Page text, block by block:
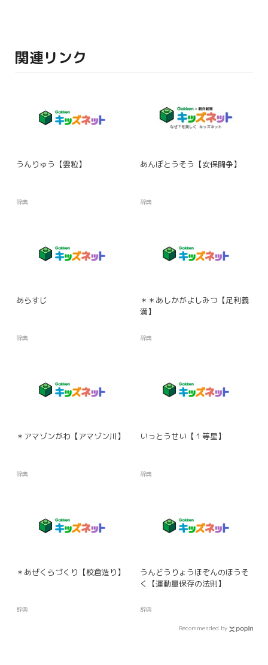
関連リンク
うんりゅう【雲粒】
辞典
あんぽとうそう【安保闘争】
辞典
あらすじ
辞典
＊＊あしかがよしみつ【足利義
満】
辞典
＊アマゾンがわ【アマゾン川】
辞典
いっとうせい【１等星】
辞典
＊あぜくらづくり【校倉造り】
辞典
うんどうりょうほぞんのほうそ
く【運動量保存の法則】
辞典
Recommended by